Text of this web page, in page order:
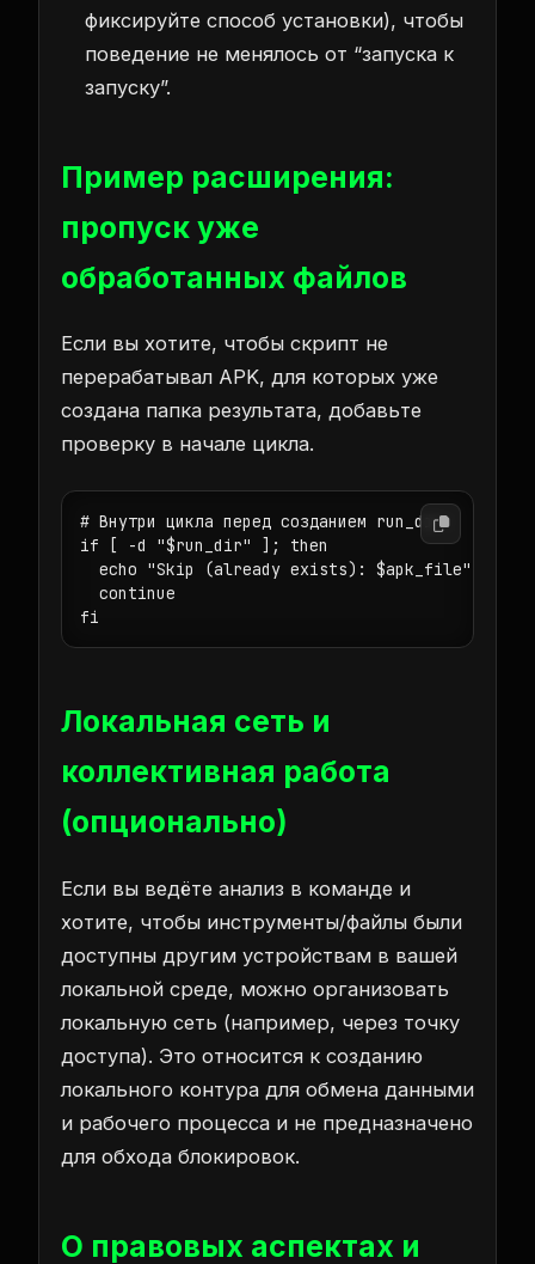
фиксируйте способ установки), чтобы
поведение не менялось от “запуска к
запуску”.
Пример расширения:
пропуск уже
обработанных файлов
Если вы хотите, чтобы скрипт не
перерабатывал APK, для которых уже
создана папка результата, добавьте
проверку в начале цикла.
# Внутри цикла перед созданием run_dir:
if [ -d "$run_dir" ]; then
echo "Skip (already exists): $apk_file" >>
  continue
fi
Локальная сеть и
коллективная работа
(опционально)
Если вы ведёте анализ в команде и
хотите, чтобы инструменты/файлы были
доступны другим устройствам в вашей
локальной среде, можно организовать
локальную сеть (например, через точку
доступа). Это относится к созданию
локального контура для обмена данными
и рабочего процесса и не предназначено
для обхода блокировок.
О правовых аспектах и